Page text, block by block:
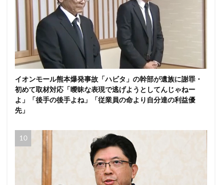
イオンモール熊本爆発事故「ハビタ」の幹部が遺族に謝罪・
初めて取材対応「曖昧な表現で逃げようとしてんじゃねー
よ」「後手の後手よね」「従業員の命より自分達の利益優
先」